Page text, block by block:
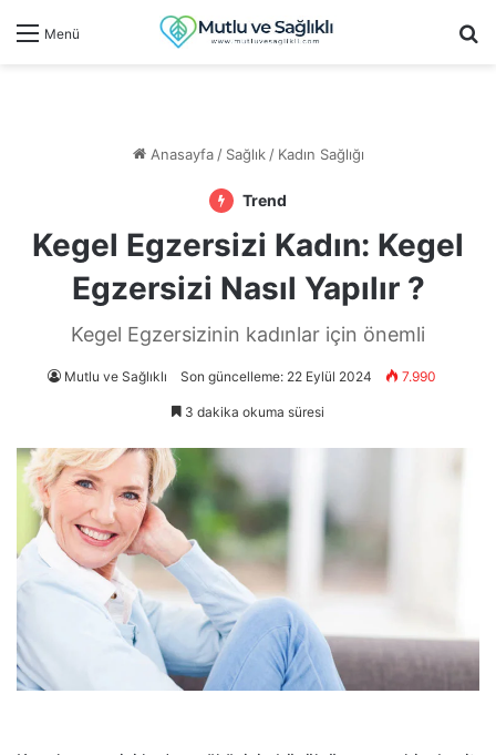
Menü
Anasayfa / Sağlık / Kadın Sağlığı
Trend
Kegel Egzersizi Kadın: Kegel
Egzersizi Nasıl Yapılır ?
Kegel Egzersizinin kadınlar için önemli
Mutlu ve Sağlıklı Son güncelleme: 22 Eylül 2024 7.990
3 dakika okuma süresi